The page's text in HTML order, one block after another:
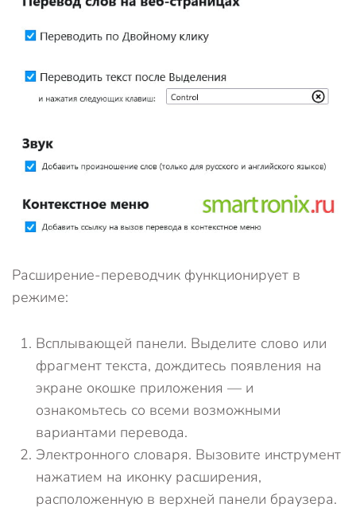
Расширение-переводчик функционирует в
режиме:
Всплывающей панели. Выделите слово или
фрагмент текста, дождитесь появления на
экране окошке приложения — и
ознакомьтесь со всеми возможными
вариантами перевода.
Электронного словаря. Вызовите инструмент
нажатием на иконку расширения,
расположенную в верхней панели браузера.